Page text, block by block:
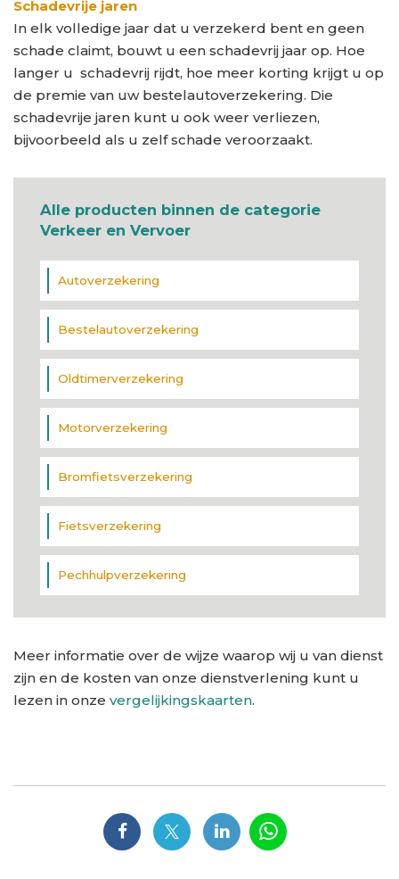
Schadevrije jaren
In elk volledige jaar dat u verzekerd bent en geen
schade claimt, bouwt u een schadevrij jaar op. Hoe
langer u schadevrij rijdt, hoe meer korting krijgt u op
de premie van uw bestelautoverzekering. Die
schadevrije jaren kunt u ook weer verliezen,
bijvoorbeeld als u zelf schade veroorzaakt.
Alle producten binnen de categorie
Verkeer en Vervoer
Autoverzekering
Bestelautoverzekering
Oldtimerverzekering
Motorverzekering
Bromfietsverzekering
Fietsverzekering
Pechhulpverzekering
Meer informatie over de wijze waarop wij u van dienst
zijn en de kosten van onze dienstverlening kunt u
lezen in onze vergelijkingskaarten.